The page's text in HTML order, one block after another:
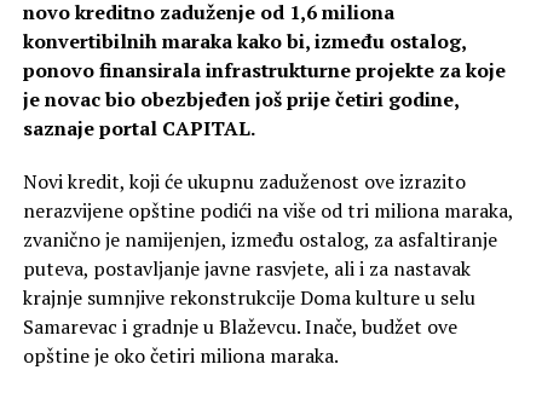
novo kreditno zaduženje od 1,6 miliona
konvertibilnih maraka kako bi, između ostalog,
ponovo finansirala infrastrukturne projekte za koje
je novac bio obezbjeđen još prije četiri godine,
saznaje portal CAPITAL.
Novi kredit, koji će ukupnu zaduženost ove izrazito
nerazvijene opštine podići na više od tri miliona maraka,
zvanično je namijenjen, između ostalog, za asfaltiranje
puteva, postavljanje javne rasvjete, ali i za nastavak
krajnje sumnjive rekonstrukcije Doma kulture u selu
Samarevac i gradnje u Blaževcu. Inače, budžet ove
opštine je oko četiri miliona maraka.